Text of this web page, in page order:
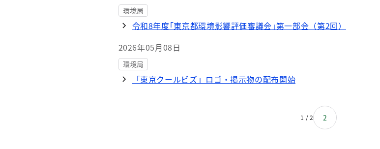
環境局
令和8年度｢東京都環境影響評価審議会｣第一部会（第2回）
2026年05月08日
環境局
「東京クールビズ」ロゴ・掲示物の配布開始
1 / 2 2